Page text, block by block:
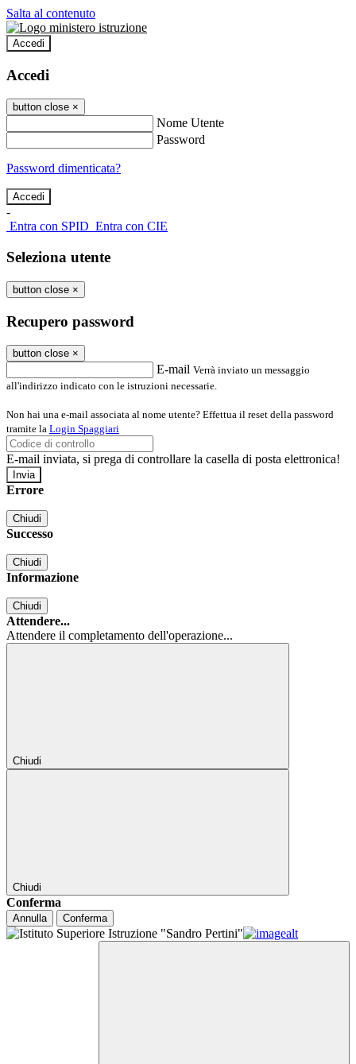
Salta al contenuto
Accedi
Accedi
button close ×
Nome Utente
Password
Password dimenticata?
-
Entra con SPID Entra con CIE
Seleziona utente
button close ×
Recupero password
button close ×
E-mail Verrà inviato un messaggio
all'indirizzo indicato con le istruzioni necessarie.
Non hai una e-mail associata al nome utente? Effettua il reset della password
tramite la Login Spaggiari
E-mail inviata, si prega di controllare la casella di posta elettronica!
Errore
Chiudi
Successo
Chiudi
Informazione
Chiudi
Attendere...
Attendere il completamento dell'operazione...
Chiudi
Chiudi
Conferma
Annulla Conferma